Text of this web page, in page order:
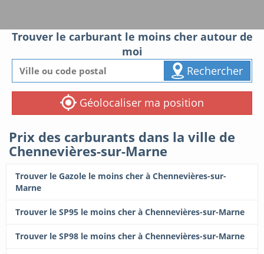
Trouver le carburant le moins cher autour de
moi
Rechercher
Géolocaliser ma position
Prix des carburants dans la ville de
Chennevières-sur-Marne
Trouver le Gazole le moins cher à Chennevières-sur-
Marne
Trouver le SP95 le moins cher à Chennevières-sur-Marne
Trouver le SP98 le moins cher à Chennevières-sur-Marne